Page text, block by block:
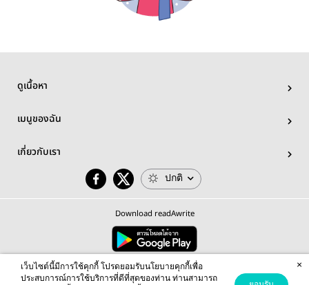
ดูเนื้อหา
เมนูของฉัน
เกี่ยวกับเรา
ปกติ
Download readAwrite
© 2026 readAwrite.com by MEB Corporation Public Company Limited
This site is protected by reCAPTCHA and the Google Privacy Policy Terms of Serviceapply.
เว็บไซต์นี้มีการใช้คุกกี้ โปรดยอมรับนโยบายคุกกี้เพื่อ
ประสบการณ์การใช้บริการที่ดีที่สุดของท่าน ท่านสามารถ
×